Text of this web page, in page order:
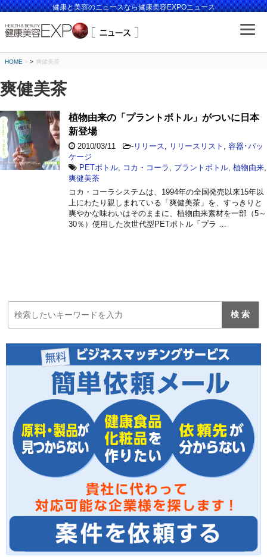
健康と美容のニュースなら健康美容EXPOニュース
HOME > 爽健美茶
爽健美茶
植物由来の「プラントボトル」がついに日本
新登場
2010/03/11 - リリース リリースリスト
容器･パッ
ケージ
PETボトル
コカ・コーラ プラントボトル 植物由来
爽健美茶
コカ・コーラシステムは、1994年の全国発売以来15年以
上にわたり親しまれている「爽健美茶」を、すっきりと
爽やかな味わいはそのままに、植物由来素材を一部（5～
30％）使用した次世代型PETボトル「プラ …